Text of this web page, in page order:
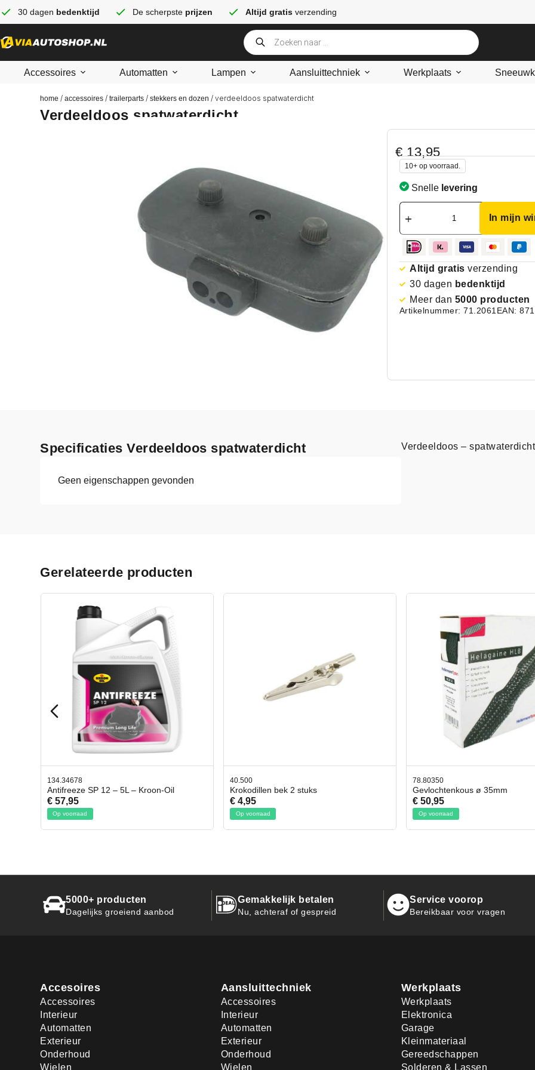
30 dagen bedenktijd De scherpste prijzen Altijd gratis verzending
Accessoires Automatten Lampen Aansluittechniek Werkplaats
home /accessoires /trailerparts /stekkers en dozen / verdeeldoos spatwaterdicht
Verdeeldoos spatwaterdicht
€13,95
10+ op voorraad.
Snelle levering
In mijn
Altijd gratis verzending
30 dagen bedenktijd
Meer dan 5000 producten
Artikelnummer: 71.2061EAN:
Specificaties Verdeeldoos spatwaterdicht
Geen eigenschappen gevonden
Verdeeldoos – spatwaterdicht
Gerelateerde producten
40.500
Krokodillen bek 2 stuks
€ 4,95
Op voorraad
78.80350
Gevlochtenkous ø 35mm
€ 50,95
Op voorraad
42.59551
Bit- en Doppenset 19 Delig
€ 19,95
Op voorraad
5000+ producten
Dagelijks groeiend aanbod
Gemakkelijk betalen
Nu, achteraf of gespreid
Service voorop
Bereikbaar voor vragen
Accesoires
Accessoires
Interieur
Automatten
Exterieur
Onderhoud
Wielen
Aansluittechniek
Accessoires
Interieur
Automatten
Exterieur
Onderhoud
Wielen
Werkplaats
Werkplaats
Elektronica
Garage
Kleinmateriaal
Gereedschappen
Solderen & Lassen